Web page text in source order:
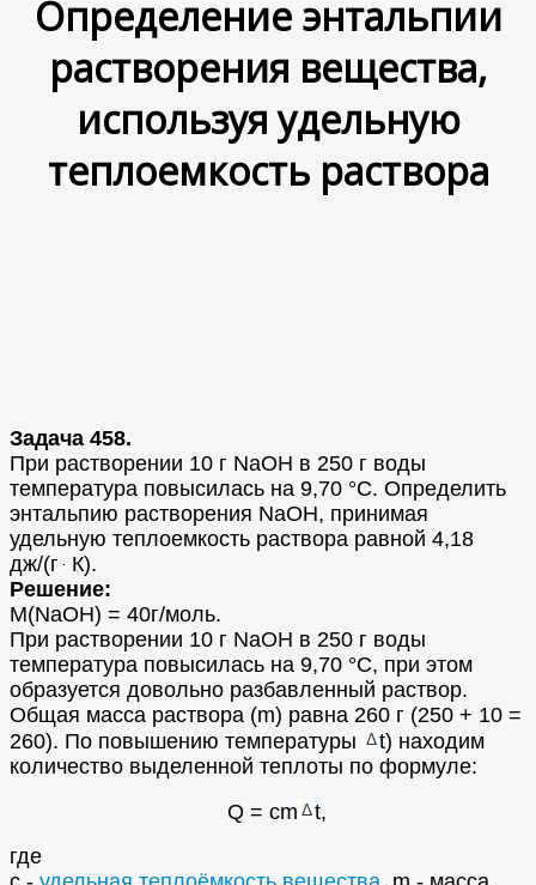
Определение энтальпии
растворения вещества,
используя удельную
теплоемкость раствора
Задача 458.
При растворении 10 г NаОН в 250 г воды
температура повысилась на 9,70 °С. Определить
энтальпию растворения NаОН, принимая
удельную теплоемкость раствора равной 4,18
дж/(г
К).
Решение:
М(NaOH) = 40г/моль.
При растворении 10 г NаОН в 250 г воды
температура повысилась на 9,70 °С, при этом
образуется довольно разбавленный раствор.
Общая масса раствора (m) равна 260 г (250 + 10 =
260). По повышению температуры
t) находим
количество выделенной теплоты по формуле:
Q = cm
t,
где